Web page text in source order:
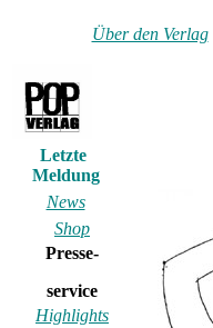
Über den Verlag
Letzte
Meldung
News
Shop
Presse-
service
Highlights